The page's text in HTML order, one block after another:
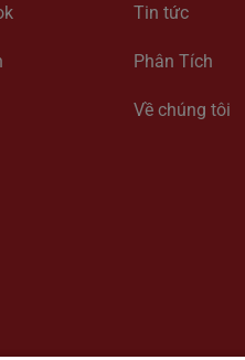
Tin tức
Phân Tích
Về chúng tôi